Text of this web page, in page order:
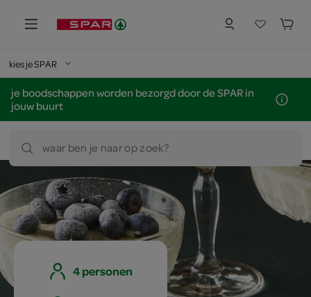
kies je SPAR
je boodschappen worden bezorgd door de SPAR in
jouw buurt
waar ben je naar op zoek?
4 personen